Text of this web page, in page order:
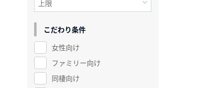
こだわり条件
女性向け
ファミリー向け
同棲向け